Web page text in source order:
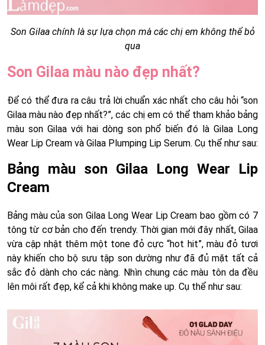
Son Gilaa chính là sự lựa chọn mà các chị em không thể bỏ
qua
Son Gilaa màu nào đẹp nhất?
Để có thể đưa ra câu trả lời chuẩn xác nhất cho câu hỏi “son
Gilaa màu nào đẹp nhất?”, các chị em có thể tham khảo bảng
màu son Gilaa với hai dòng son phổ biến đó là Gilaa Long
Wear Lip Cream và Gilaa Plumping Lip Serum. Cụ thể như sau:
Bảng màu son Gilaa Long Wear Lip
Cream
Bảng màu của son Gilaa Long Wear Lip Cream bao gồm có 7
tông từ cơ bản cho đến trendy. Thời gian mới đây nhất, Gilaa
vừa cập nhật thêm một tone đỏ cực “hot hit”, màu đỏ tươi
này khiến cho bộ sưu tập son dường như đã đủ mặt tất cả
sắc đỏ dành cho các nàng. Nhìn chung các màu tôn da đều
lên môi rất đẹp, kể cả khi không make up. Cụ thể như sau: